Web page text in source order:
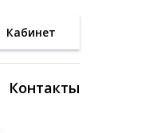
Кабинет
Контакты